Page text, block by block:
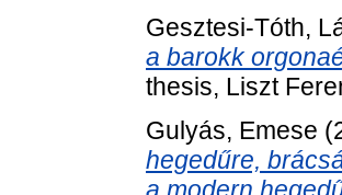
Gesztesi-Tóth,
a barokk
thesis, Liszt
Gulyás, Emese
hegedűre,
a modern